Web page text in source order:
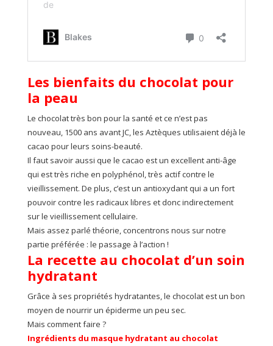
Les bienfaits du chocolat pour
la peau
Le chocolat très bon pour la santé et ce n’est pas
nouveau, 1500 ans avant JC, les Aztèques utilisaient déjà le
cacao pour leurs soins-beauté.
Il faut savoir aussi que le cacao est un excellent anti-âge
qui est très riche en polyphénol, très actif contre le
vieillissement. De plus, c’est un antioxydant qui a un fort
pouvoir contre les radicaux libres et donc indirectement
sur le vieillissement cellulaire.
Mais assez parlé théorie, concentrons nous sur notre
partie préférée : le passage à l’action !
La recette au chocolat d’un soin
hydratant
Grâce à ses propriétés hydratantes, le chocolat est un bon
moyen de nourrir un épiderme un peu sec.
Mais comment faire ?
Ingrédients du masque hydratant au chocolat